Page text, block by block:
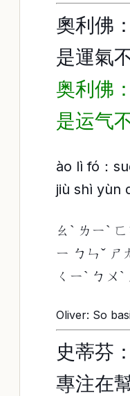
奧利佛
是運氣
奥利佛
是运气
ào lì fó：
jiù shì yùn
ㄠˋ ㄌㄧˋ
ㄧ ㄅㄣˇ ㄕ
ㄑㄧˋ ㄅㄨ
Oliver: So
史蒂芬
專注在